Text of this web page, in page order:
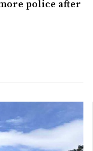
police after